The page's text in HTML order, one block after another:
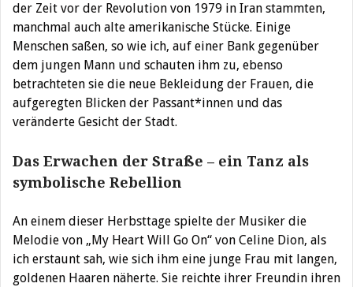
der Zeit vor der Revolution von 1979 in Iran stammten,
manchmal auch alte amerikanische Stücke. Einige
Menschen saßen, so wie ich, auf einer Bank gegenüber
dem jungen Mann und schauten ihm zu, ebenso
betrachteten sie die neue Bekleidung der Frauen, die
aufgeregten Blicken der Passant*innen und das
veränderte Gesicht der Stadt.
Das Erwachen der Straße – ein Tanz als
symbolische Rebellion
An einem dieser Herbsttage spielte der Musiker die
Melodie von „My Heart Will Go On“ von Celine Dion, als
ich erstaunt sah, wie sich ihm eine junge Frau mit langen,
goldenen Haaren näherte. Sie reichte ihrer Freundin ihren